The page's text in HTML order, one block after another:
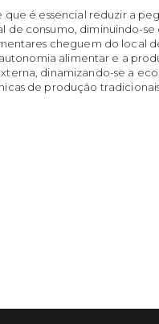
que é essencial reduzir a
consumo, diminuindo-se
cheguem do local
alimentar e a
dinamizando-se a
de produção